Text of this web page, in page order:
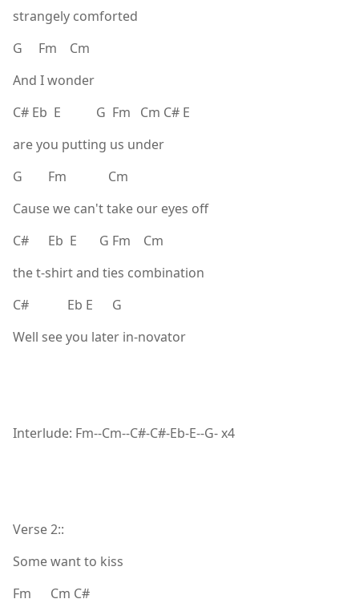
strangely comforted
G Fm Cm
And I wonder
C# Eb E G Fm Cm C# E
are you putting us under
G Fm Cm
Cause we can't take our eyes off
C# Eb E G Fm Cm
the t-shirt and ties combination
C# Eb E G
Well see you later in-novator
Interlude: Fm--Cm--C#-C#-Eb-E--G- x4
Verse 2::
Some want to kiss
Fm Cm C#